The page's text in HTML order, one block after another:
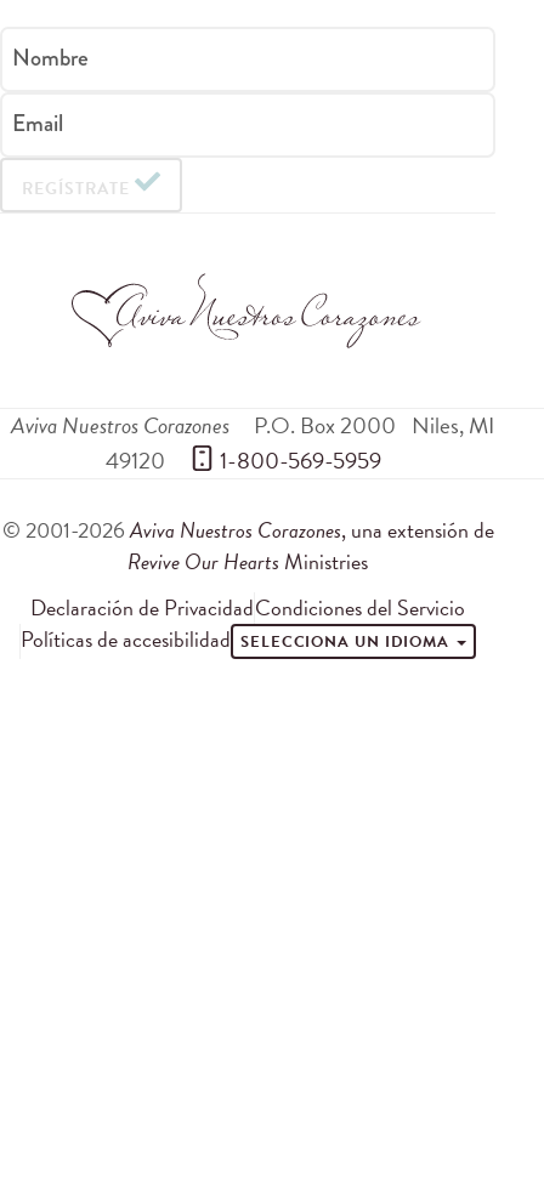
Nombre
Email
REGÍSTRATE
Aviva Nuestros Corazones P.O. Box 2000 Niles,MI
49120
1-800-569-5959
© 2001-2026Aviva Nuestros Corazones, una extensión de
Revive Our Hearts Ministries
Declaración de PrivacidadCondiciones del Servicio
Políticas de accesibilidad SELECCIONA UN IDIOMA